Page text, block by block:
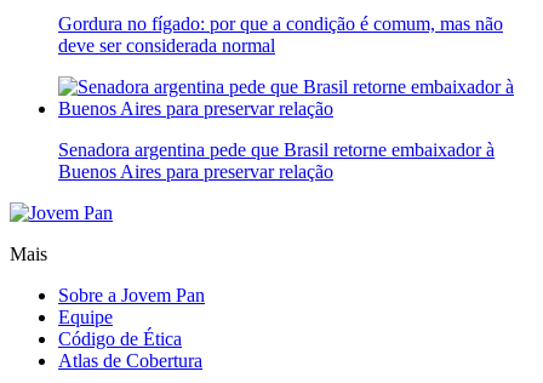
Gordura no fígado: por que a condição é comum, mas não
deve ser considerada normal
Senadora argentina pede que Brasil retorne embaixador à
Buenos Aires para preservar relação
Mais
Sobre a Jovem Pan
Equipe
Código de Ética
Atlas de Cobertura